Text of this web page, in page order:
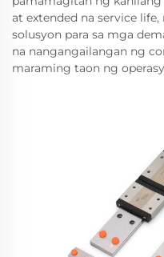
at extended na service
solusyon para sa mga
na nangangailangan ng
maraming taon ng